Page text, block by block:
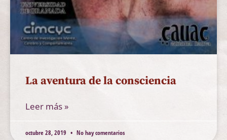
La aventura de la consciencia
Leer más »
octubre 28, 2019 No hay comentarios